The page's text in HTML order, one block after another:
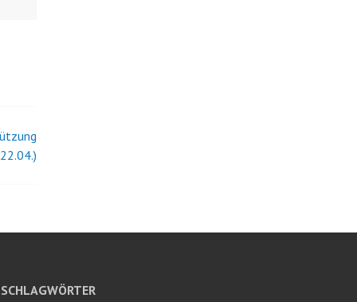
SCHLAGWÖRTER